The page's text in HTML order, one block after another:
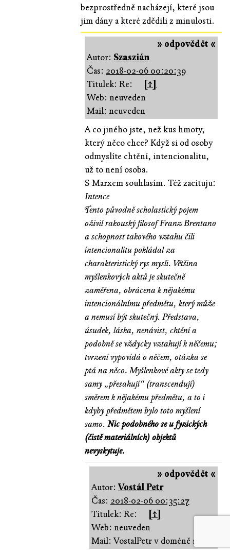
bezprostředně nacházejí, které jsou
jim dány a které zdědili z minulosti.
» odpovědět «
Autor: Szaszián
Čas: 2018-02-06 00:20:39
Titulek: Re:
[↑]
Web: neuveden
Mail: neuveden
A co jiného jste, než kus hmoty,
který něco chce? Když si od osoby
odmyslíte chtění, intencionalitu,
už to není osoba.
S Marxem souhlasím. Též zacituju:
Intence
Tento původně scholastický pojem
oživil rakouský filosof Franz Brentano
a schopnost takového vztahu čili
intencionalitu pokládal za
charakteristický rys mysli. Většina
myšlenkových aktů je skutečně
zaměřena, obrácena k nějakému
intencionálnímu předmětu, který může
a nemusí být skutečný. Představa,
úsudek, láska, nenávist, chtění a
podobně se vždycky vztahují k něčemu;
tvrzení vypovídá o něčem, otázka se
ptá na něco. Myšlenkové akty se tedy
samy „přesahují“ (transcendují)
směrem k nějakému předmětu, a to i
kdyby předmětem bylo toto myšlení
samo.Nic podobného se u fyzických
(čistě materiálních) objektů
nevyskytuje.
» odpovědět «
Autor:Vostál Petr
Čas: 2018-02-06 00:35:27
Titulek: Re:
[↑]
Web: neuveden
Mail: VostalPetr v doméně